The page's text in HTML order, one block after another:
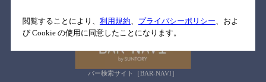
関連リンク
バー検索サイト［BAR-NAVI］
閲覧することにより、 利用規約、 プライバシーポリシー、およ
び Cookie の使用に同意したことになります。